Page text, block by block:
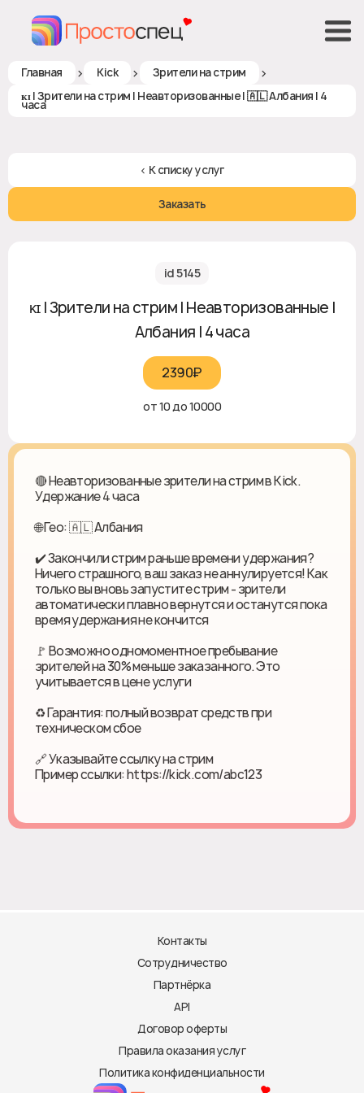
Главная > Kick > Зрители на стрим >
ᴋɪ | Зрители на стрим | Неавторизованные | 🇦🇱 Албания | 4
часа
< К списку услуг
Заказать
id 5145
ᴋɪ | Зрители на стрим | Неавторизованные |
🇦🇱 Албания | 4 часа
2390₽‎
от 10 до 10000
🔴 Неавторизованные зрители на стрим в Kick.
Удержание 4 часа
🌐 Гео: 🇦🇱 Албания
✔️ Закончили стрим раньше времени удержания?
Ничего страшного, ваш заказ не аннулируется! Как
только вы вновь запустите стрим - зрители
автоматически плавно вернутся и останутся пока
время удержания не кончится
🚩 Возможно одномоментное пребывание
зрителей на 30% меньше заказанного. Это
учитывается в цене услуги
♻ Гарантия: полный возврат средств при
техническом сбое
🔗 Указывайте ссылку на стрим
Пример ссылки: https://kick.com/abc123
Контакты
Сотрудничество
Партнёрка
API
Договор оферты
Правила оказания услуг
Политика конфиденциальности